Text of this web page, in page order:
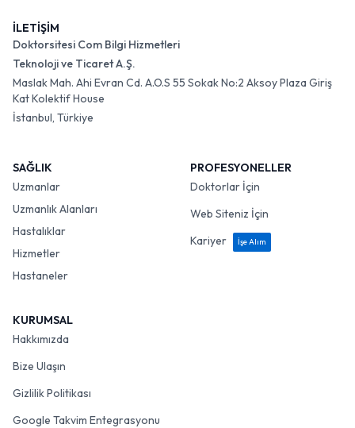
İLETİŞİM
Doktorsitesi Com Bilgi Hizmetleri
Teknoloji ve Ticaret A.Ş.
Maslak Mah. Ahi Evran Cd. A.O.S 55 Sokak No:2 Aksoy Plaza Giriş
Kat Kolektif House
İstanbul, Türkiye
SAĞLIK
Uzmanlar
Uzmanlık Alanları
Hastalıklar
Hizmetler
Hastaneler
PROFESYONELLER
Doktorlar İçin
Web Siteniz İçin
Kariyer
İşe Alım
KURUMSAL
Hakkımızda
Bize Ulaşın
Gizlilik Politikası
Google Takvim Entegrasyonu